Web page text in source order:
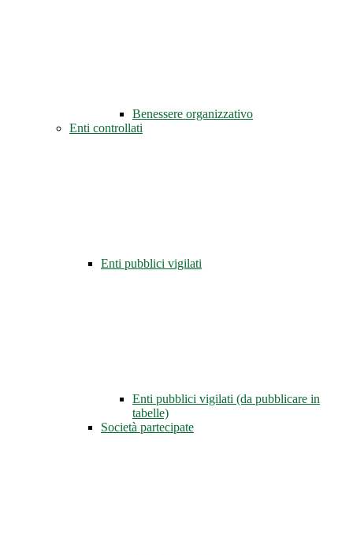
Benessere organizzativo
Enti controllati
Enti pubblici vigilati
Enti pubblici vigilati (da pubblicare in
tabelle)
Società partecipate